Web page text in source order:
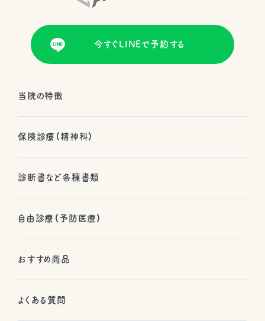
今すぐLINEで予約する
当院の特徴
保険診療（精神科）
診断書など各種書類
自由診療（予防医療）
おすすめ商品
よくある質問